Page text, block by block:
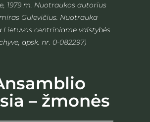
1979 m. Nuotraukos autorius
Gulevičius. Nuotrauka
Lietuvos centriniame valstybės
apsk. nr. 0-082297)
– žmonės